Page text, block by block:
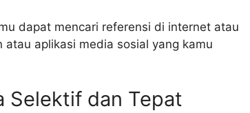
dapat mencari referensi di internet atau
aplikasi media sosial yang kamu
Selektif dan Tepat